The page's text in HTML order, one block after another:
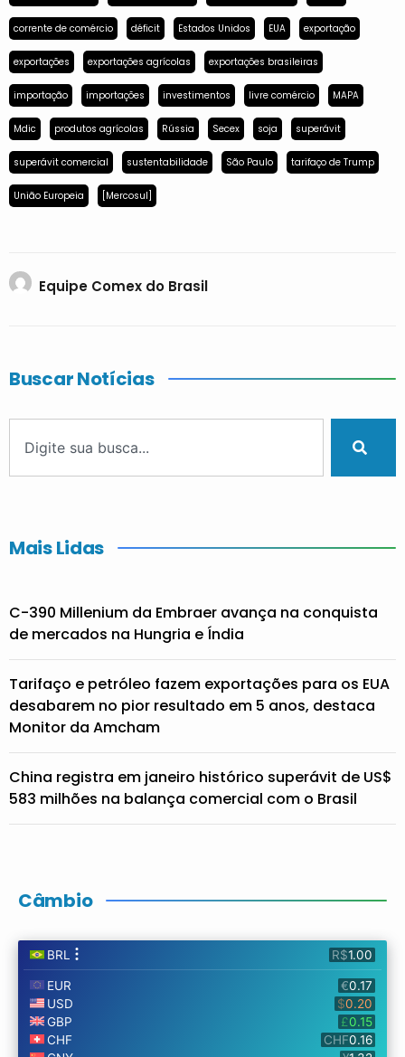
corrente de comércio déficit Estados Unidos EUA exportação
exportações exportações agrícolas exportações brasileiras
importação importações investimentos livre comércio MAPA
Mdic produtos agrícolas Rússia Secex soja superávit
superávit comercial sustentabilidade São Paulo tarifaço de Trump
União Europeia [Mercosul]
Equipe Comex do Brasil
Buscar Notícias
Mais Lidas
C-390 Millenium da Embraer avança na conquista
de mercados na Hungria e Índia
Tarifaço e petróleo fazem exportações para os EUA
desabarem no pior resultado em 5 anos, destaca
Monitor da Amcham
China registra em janeiro histórico superávit de US$
583 milhões na balança comercial com o Brasil
Câmbio